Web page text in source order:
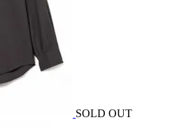
SOLD OUT